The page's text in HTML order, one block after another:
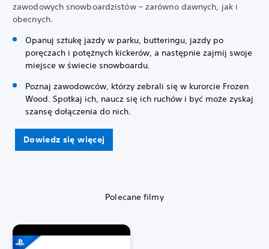
zawodowych snowboardzistów – zarówno dawnych, jak i
obecnych.
Opanuj sztukę jazdy w parku, butteringu, jazdy po
poręczach i potężnych kickerów, a następnie zajmij swoje
miejsce w świecie snowboardu.
Poznaj zawodowców, którzy zebrali się w kurorcie Frozen
Wood. Spotkaj ich, naucz się ich ruchów i być może zyskaj
szansę dołączenia do nich.
Dowiedz się więcej
Polecane filmy